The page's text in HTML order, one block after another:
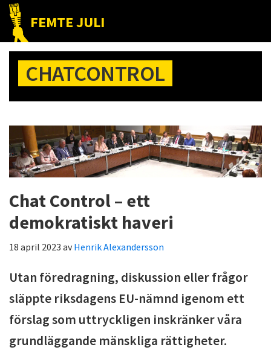
Hoppa
huvudnavigering
Hoppa
huvudinnehåll
Hoppa
det
primära
sidofältet
FEMTE JULI
Nätet
till
folket!CHATCONTROL
Chat Control – ett
demokratiskt haveri
18 april 2023 avHenrik Alexandersson
Utan föredragning, diskussion eller frågor
släppte riksdagens EU-nämnd igenom ett
förslag som uttryckligen inskränker våra
grundläggande mänskliga rättigheter.